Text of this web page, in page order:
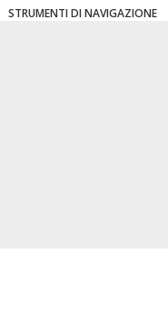
STRUMENTI DI NAVIGAZIONE